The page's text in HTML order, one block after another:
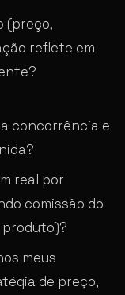
(preço,
reflete em
concorrência e
real por
comissão do
meus
de preço,